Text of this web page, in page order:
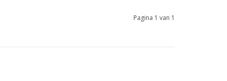
Pagina 1 van 1